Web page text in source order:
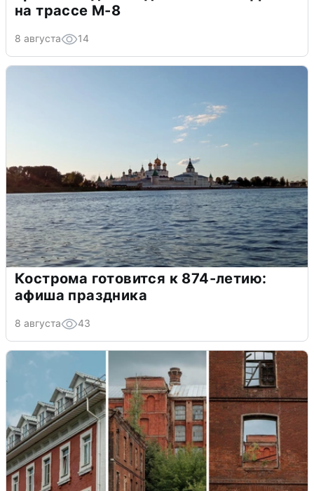
на трассе М-8
8 августа 14
Кострома готовится к 874-летию:
афиша праздника
8 августа 43